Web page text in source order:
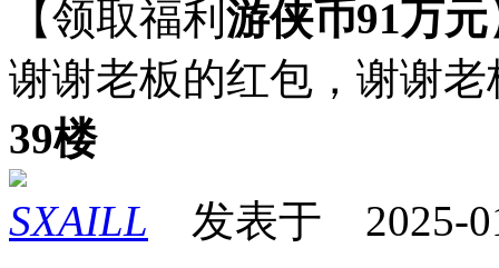
【领取福利 游侠币91万元
谢谢老板的红包，谢谢老
39楼
SXAILL 发表于 2025-